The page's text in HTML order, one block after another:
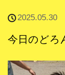
2025.05.30
今日のどろ